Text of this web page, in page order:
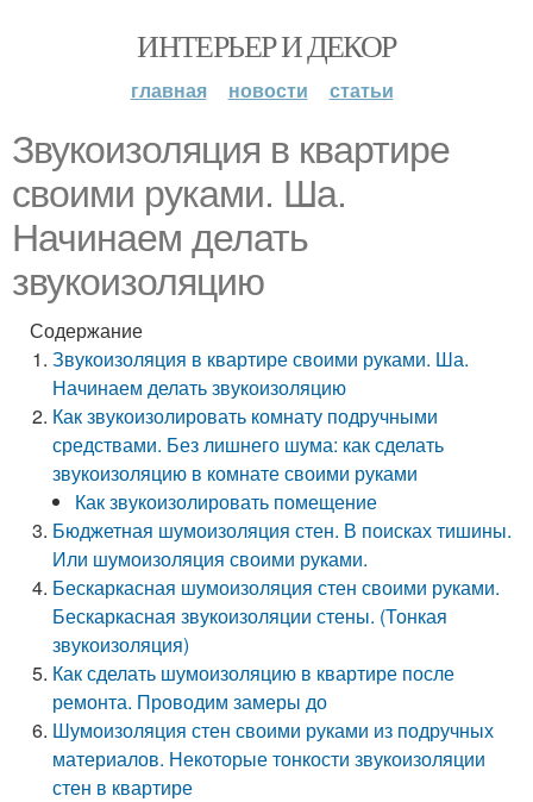
ИНТЕРЬЕР И ДЕКОР
главная новости статьи
Звукоизоляция в квартире
своими руками. Ша.
Начинаем делать
звукоизоляцию
Содержание
Звукоизоляция в квартире своими руками. Ша.
Начинаем делать звукоизоляцию
Как звукоизолировать комнату подручными
средствами. Без лишнего шума: как сделать
звукоизоляцию в комнате своими руками
Как звукоизолировать помещение
Бюджетная шумоизоляция стен. В поисках тишины.
Или шумоизоляция своими руками.
Бескаркасная шумоизоляция стен своими руками.
Бескаркасная звукоизоляции стены. (Тонкая
звукоизоляция)
Как сделать шумоизоляцию в квартире после
ремонта. Проводим замеры до
Шумоизоляция стен своими руками из подручных
материалов. Некоторые тонкости звукоизоляции
стен в квартире